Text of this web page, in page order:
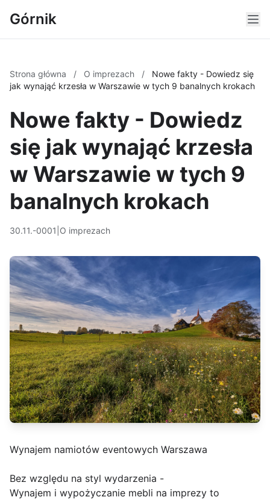
Górnik
Strona główna / O imprezach /
Nowe fakty - Dowiedz się
jak wynająć krzesła w Warszawie w tych 9 banalnych krokach
Nowe fakty - Dowiedz
się jak wynająć krzesła
w Warszawie w tych 9
banalnych krokach
30.11.-0001 O imprezach
Wynajem namiotów eventowych Warszawa
Bez względu na styl wydarzenia -
Wynajem i wypożyczanie mebli na imprezy to